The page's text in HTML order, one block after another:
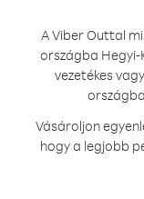
A Viber Outtal
országba
vezetékes
Vásároljon
hogy a legjobb